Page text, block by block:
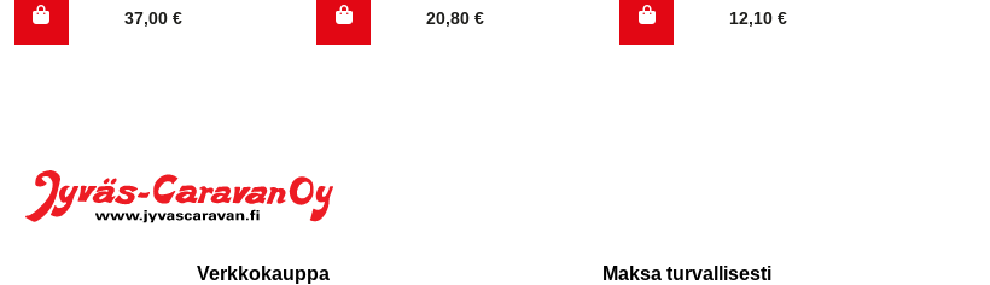
37,00 € 20,80€ 12,10€
Verkkokauppa
Maksa turvallisesti